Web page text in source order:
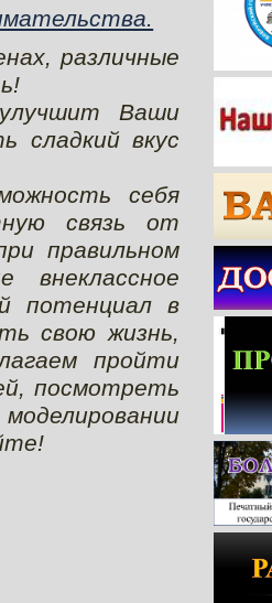
различные
Ваши
сладкий вкус
себя
связь от
правильном
внеклассное
потенциал в
свою жизнь,
пройти
посмотреть